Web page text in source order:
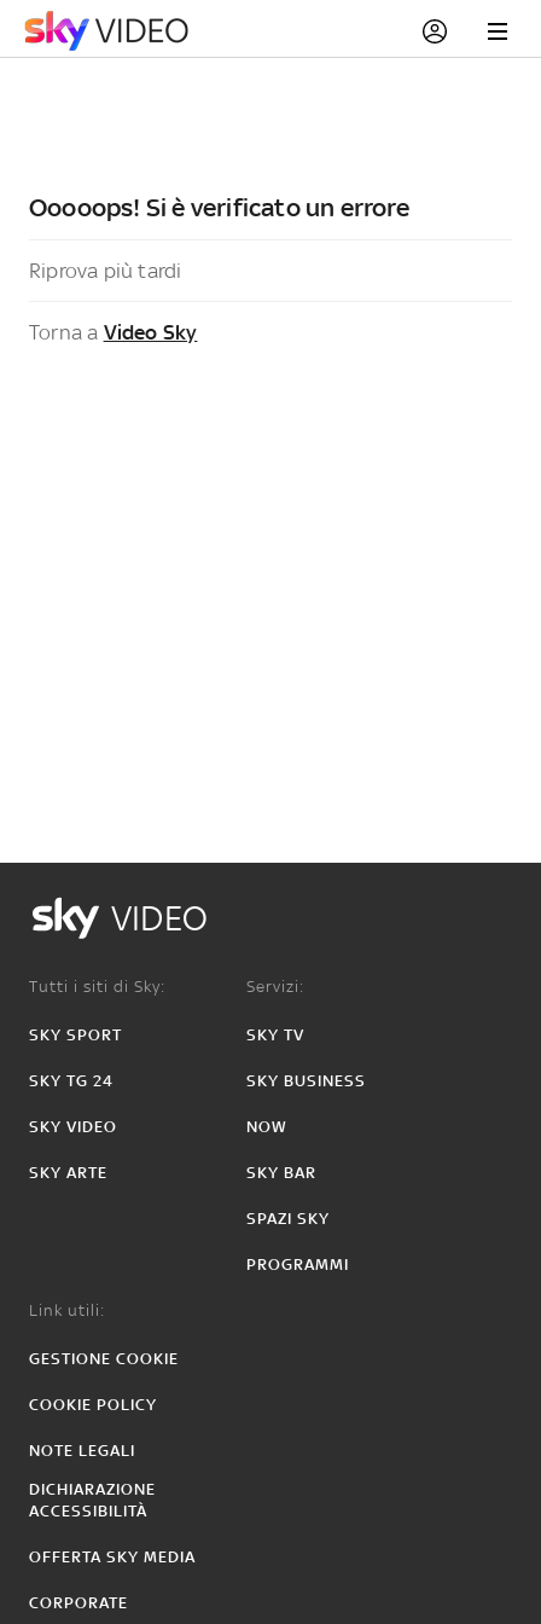
Ooooops! Si è verificato un errore
Riprova più tardi
Torna a Video Sky
VIDEO
Tutti i siti di Sky:
SKY SPORT
SKY TG 24
SKY VIDEO
SKY ARTE
Servizi:
SKY TV
SKY BUSINESS
NOW
SKY BAR
SPAZI SKY
PROGRAMMI
Link utili:
GESTIONE COOKIE
COOKIE POLICY
NOTE LEGALI
DICHIARAZIONE
ACCESSIBILITÀ
OFFERTA SKY MEDIA
CORPORATE